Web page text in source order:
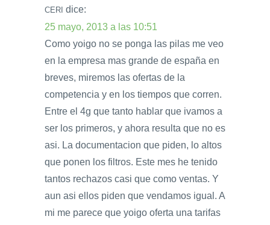
CERI dice:
25 mayo, 2013 a las 10:51
Como yoigo no se ponga las pilas me veo
en la empresa mas grande de españa en
breves, miremos las ofertas de la
competencia y en los tiempos que corren.
Entre el 4g que tanto hablar que ivamos a
ser los primeros, y ahora resulta que no es
asi. La documentacion que piden, lo altos
que ponen los filtros. Este mes he tenido
tantos rechazos casi que como ventas. Y
aun asi ellos piden que vendamos igual. A
mi me parece que yoigo oferta una tarifas